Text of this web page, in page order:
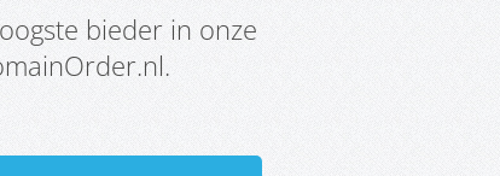
bieder in onze